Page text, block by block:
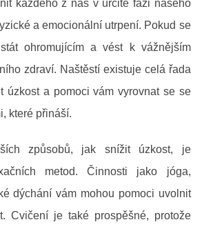
každého z nás v určité fázi našeho
a emocionální utrpení. Pokud se
ohromujícím a vést k vážnějším
zdraví. Naštěstí existuje celá řada
úzkost a pomoci vám vyrovnat se se
které přináší.
způsobů, jak snížit úzkost, je
metod. Činnosti jako jóga,
dýchání vám mohou pomoci uvolnit
Cvičení je také prospěšné, protože